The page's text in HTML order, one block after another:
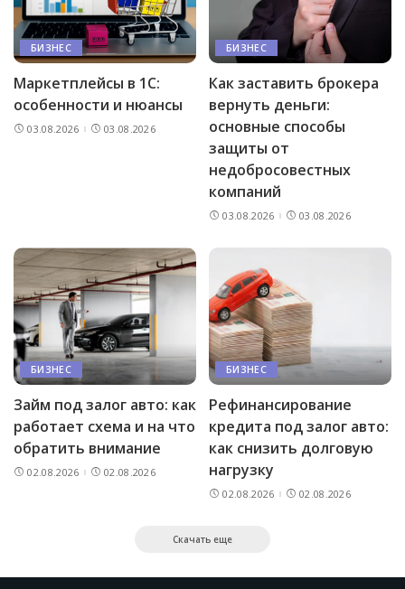
БИЗНЕС
Маркетплейсы в 1С:
особенности и нюансы
03.08.2026 03.08.2026
БИЗНЕС
Как заставить брокера
вернуть деньги:
основные способы
защиты от
недобросовестных
компаний
03.08.2026 03.08.2026
БИЗНЕС
Займ под залог авто: как
работает схема и на что
обратить внимание
02.08.2026 02.08.2026
БИЗНЕС
Рефинансирование
кредита под залог авто:
как снизить долговую
нагрузку
02.08.2026 02.08.2026
Скачать еще